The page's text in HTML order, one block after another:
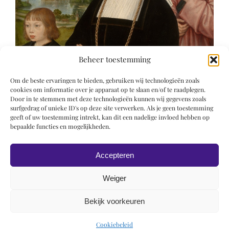
Beheer toestemming
Om de beste ervaringen te bieden, gebruiken wij technologieën zoals
cookies om informatie over je apparaat op te slaan en/of te raadplegen.
Door in te stemmen met deze technologieën kunnen wij gegevens zoals
surfgedrag of unieke ID's op deze site verwerken. Als je geen toestemming
geeft of uw toestemming intrekt, kan dit een nadelige invloed hebben op
bepaalde functies en mogelijkheden.
Accepteren
Weiger
Bekijk voorkeuren
Cookiebeleid
© 2019 Roel Wiechers | Powered by